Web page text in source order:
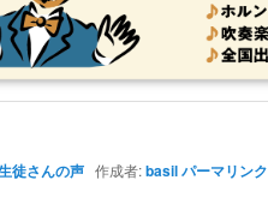
徒さんの声作成者:basilパーマリンク